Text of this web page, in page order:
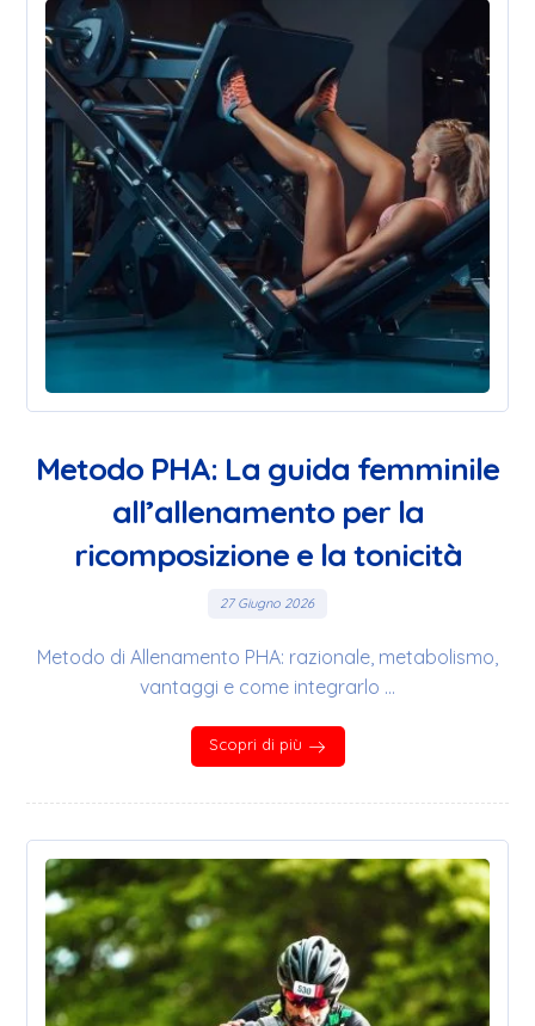
Metodo PHA: La guida femminile
all’allenamento per la
ricomposizione e la tonicità
27 Giugno 2026
Metodo di Allenamento PHA: razionale, metabolismo,
vantaggi e come integrarlo ...
Scopri di più